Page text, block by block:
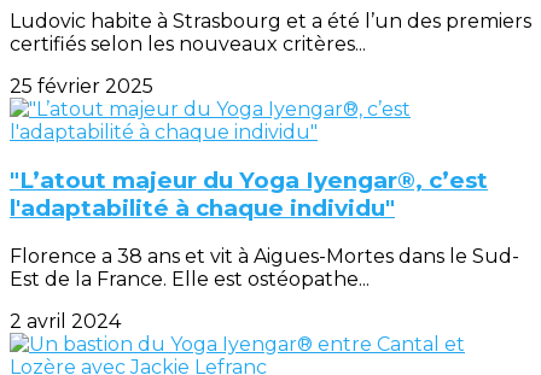
Ludovic habite à Strasbourg et a été l’un des premiers
certifiés selon les nouveaux critères...
25 février 2025
"L’atout majeur du Yoga Iyengar®, c’est
l'adaptabilité à chaque individu"
Florence a 38 ans et vit à Aigues-Mortes dans le Sud-
Est de la France. Elle est ostéopathe...
2 avril 2024